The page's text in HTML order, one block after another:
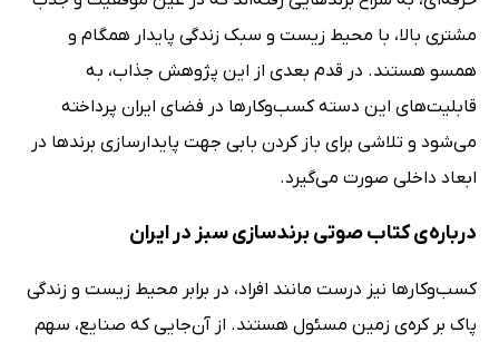
مشتری بالا، با محیط زیست و سبک زندگی پایدار همگام و
همسو هستند. در قدم بعدی از این پژوهش جذاب، به
قابلیت‌های این دسته کسب‌وکارها در فضای ایران پرداخته
می‌شود و تلاشی برای باز کردن بابی جهت پایدارسازی برندها در
ابعاد داخلی صورت می‌گیرد.
درباره‌ی کتاب صوتی برندسازی سبز در ایران
کسب‌وکارها نیز درست مانند افراد، در برابر محیط ‌زیست و زندگی
پاک بر کره‌ی زمین مسئول هستند. از آن‌جایی که صنایع، سهم